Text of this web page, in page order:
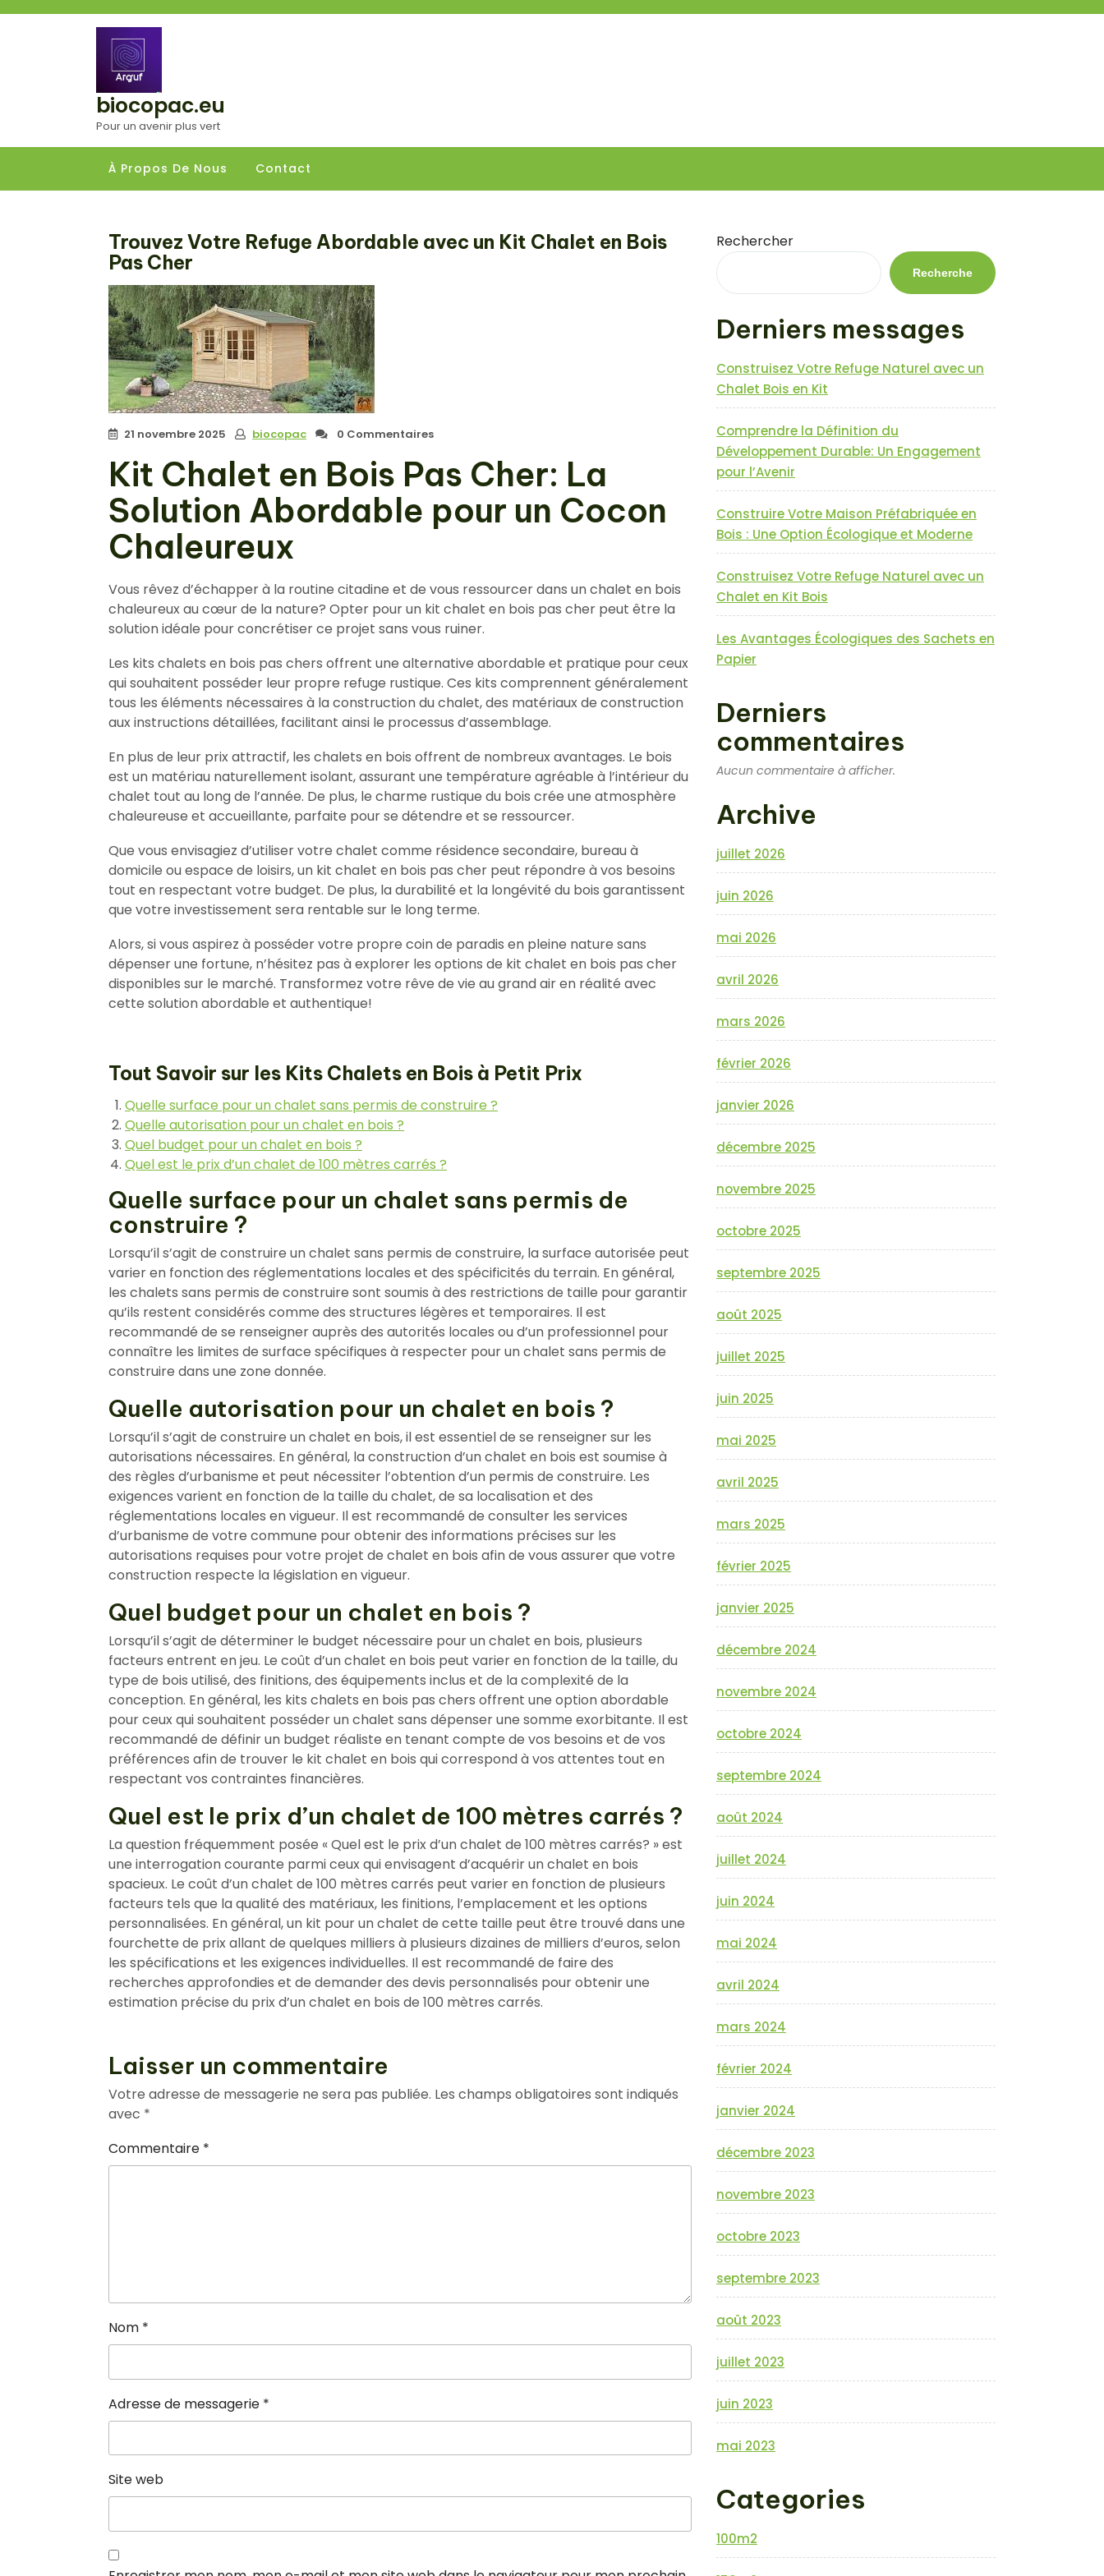
biocopac.eu
Pour un avenir plus vert
À Propos De Nous Contact
Trouvez Votre Refuge Abordable avec un Kit Chalet en Bois
Pas Cher
21 novembre 2025 biocopac 0 Commentaires
Kit Chalet en Bois Pas Cher: La
Solution Abordable pour un Cocon
Chaleureux
Vous rêvez d’échapper à la routine citadine et de vous ressourcer dans un chalet en bois
chaleureux au cœur de la nature? Opter pour un kit chalet en bois pas cher peut être la
solution idéale pour concrétiser ce projet sans vous ruiner.
Les kits chalets en bois pas chers offrent une alternative abordable et pratique pour ceux
qui souhaitent posséder leur propre refuge rustique. Ces kits comprennent généralement
tous les éléments nécessaires à la construction du chalet, des matériaux de construction
aux instructions détaillées, facilitant ainsi le processus d’assemblage.
En plus de leur prix attractif, les chalets en bois offrent de nombreux avantages. Le bois
est un matériau naturellement isolant, assurant une température agréable à l’intérieur du
chalet tout au long de l’année. De plus, le charme rustique du bois crée une atmosphère
chaleureuse et accueillante, parfaite pour se détendre et se ressourcer.
Que vous envisagiez d’utiliser votre chalet comme résidence secondaire, bureau à
domicile ou espace de loisirs, un kit chalet en bois pas cher peut répondre à vos besoins
tout en respectant votre budget. De plus, la durabilité et la longévité du bois garantissent
que votre investissement sera rentable sur le long terme.
Alors, si vous aspirez à posséder votre propre coin de paradis en pleine nature sans
dépenser une fortune, n’hésitez pas à explorer les options de kit chalet en bois pas cher
disponibles sur le marché. Transformez votre rêve de vie au grand air en réalité avec
cette solution abordable et authentique!
Tout Savoir sur les Kits Chalets en Bois à Petit Prix
Quelle surface pour un chalet sans permis de construire ?
Quelle autorisation pour un chalet en bois ?
Quel budget pour un chalet en bois ?
Quel est le prix d’un chalet de 100 mètres carrés ?
Quelle surface pour un chalet sans permis de
construire ?
Lorsqu’il s’agit de construire un chalet sans permis de construire, la surface autorisée peut
varier en fonction des réglementations locales et des spécificités du terrain. En général,
les chalets sans permis de construire sont soumis à des restrictions de taille pour garantir
qu’ils restent considérés comme des structures légères et temporaires. Il est
recommandé de se renseigner auprès des autorités locales ou d’un professionnel pour
connaître les limites de surface spécifiques à respecter pour un chalet sans permis de
construire dans une zone donnée.
Quelle autorisation pour un chalet en bois ?
Lorsqu’il s’agit de construire un chalet en bois, il est essentiel de se renseigner sur les
autorisations nécessaires. En général, la construction d’un chalet en bois est soumise à
des règles d’urbanisme et peut nécessiter l’obtention d’un permis de construire. Les
exigences varient en fonction de la taille du chalet, de sa localisation et des
réglementations locales en vigueur. Il est recommandé de consulter les services
d’urbanisme de votre commune pour obtenir des informations précises sur les
autorisations requises pour votre projet de chalet en bois afin de vous assurer que votre
construction respecte la législation en vigueur.
Quel budget pour un chalet en bois ?
Lorsqu’il s’agit de déterminer le budget nécessaire pour un chalet en bois, plusieurs
facteurs entrent en jeu. Le coût d’un chalet en bois peut varier en fonction de la taille, du
type de bois utilisé, des finitions, des équipements inclus et de la complexité de la
conception. En général, les kits chalets en bois pas chers offrent une option abordable
pour ceux qui souhaitent posséder un chalet sans dépenser une somme exorbitante. Il est
recommandé de définir un budget réaliste en tenant compte de vos besoins et de vos
préférences afin de trouver le kit chalet en bois qui correspond à vos attentes tout en
respectant vos contraintes financières.
Quel est le prix d’un chalet de 100 mètres carrés ?
La question fréquemment posée « Quel est le prix d’un chalet de 100 mètres carrés? » est
une interrogation courante parmi ceux qui envisagent d’acquérir un chalet en bois
spacieux. Le coût d’un chalet de 100 mètres carrés peut varier en fonction de plusieurs
facteurs tels que la qualité des matériaux, les finitions, l’emplacement et les options
personnalisées. En général, un kit pour un chalet de cette taille peut être trouvé dans une
fourchette de prix allant de quelques milliers à plusieurs dizaines de milliers d’euros, selon
les spécifications et les exigences individuelles. Il est recommandé de faire des
recherches approfondies et de demander des devis personnalisés pour obtenir une
estimation précise du prix d’un chalet en bois de 100 mètres carrés.
Laisser un commentaire
Votre adresse de messagerie ne sera pas publiée. Les champs obligatoires sont indiqués
avec *
Commentaire *
Nom *
Adresse de messagerie *
Site web
Rechercher
Recherche
Derniers messages
Construisez Votre Refuge Naturel avec un
Chalet Bois en Kit
Comprendre la Définition du
Développement Durable: Un Engagement
pour l’Avenir
Construire Votre Maison Préfabriquée en
Bois : Une Option Écologique et Moderne
Construisez Votre Refuge Naturel avec un
Chalet en Kit Bois
Les Avantages Écologiques des Sachets en
Papier
Derniers
commentaires
Aucun commentaire à afficher.
Archive
juillet 2026
juin 2026
mai 2026
avril 2026
mars 2026
février 2026
janvier 2026
décembre 2025
novembre 2025
octobre 2025
septembre 2025
août 2025
juillet 2025
juin 2025
mai 2025
avril 2025
mars 2025
février 2025
janvier 2025
décembre 2024
novembre 2024
octobre 2024
septembre 2024
août 2024
juillet 2024
juin 2024
mai 2024
avril 2024
mars 2024
février 2024
janvier 2024
décembre 2023
novembre 2023
octobre 2023
septembre 2023
août 2023
juillet 2023
juin 2023
mai 2023
Categories
100m2